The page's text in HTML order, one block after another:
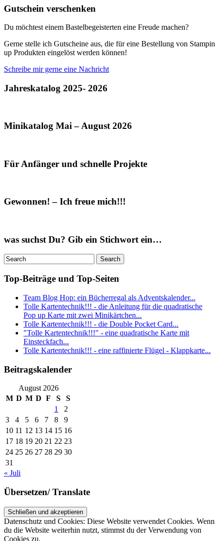
Gutschein verschenken
Du möchtest einem Bastelbegeisterten eine Freude machen?
Gerne stelle ich Gutscheine aus, die für eine Bestellung von Stampin
up Produkten eingelöst werden können!
Schreibe mir gerne eine Nachricht
Jahreskatalog 2025- 2026
Minikatalog Mai – August 2026
Für Anfänger und schnelle Projekte
Gewonnen! – Ich freue mich!!!
was suchst Du? Gib ein Stichwort ein…
Top-Beiträge und Top-Seiten
Team Blog Hop: ein Bücherregal als Adventskalender...
Tolle Kartentechnik!!! - die Anleitung für die quadratische
Pop up Karte mit zwei Minikärtchen...
Tolle Kartentechnik!!! - die Double Pocket Card...
"Tolle Kartentechnik!!!" - eine quadratische Karte mit
Einsteckfach...
Tolle Kartentechnik!!! - eine raffinierte Flügel - Klappkarte...
Beitragskalender
August 2026
M D M D F S
S
1
2
3
4 5 6 7 8
9
10 11 12 13 14 15 16
17 18 19 20 21 22 23
24 25 26 27 28 29 30
31
« Juli
Übersetzen/ Translate
Datenschutz und Cookies: Diese Website verwendet Cookies. Wenn
du die Website weiterhin nutzt, stimmst du der Verwendung von
Cookies zu.